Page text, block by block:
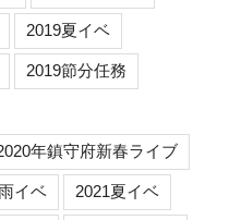
2019夏イベ
2019節分任務
年鎮守府新春ライブ
イベ 2021夏イベ